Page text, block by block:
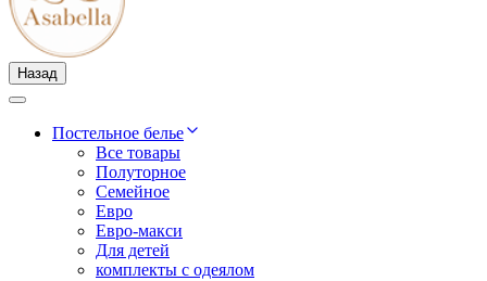
Назад
Постельное белье
Все товары
Полуторное
Семейное
Евро
Евро-макси
Для детей
комплекты с одеялом